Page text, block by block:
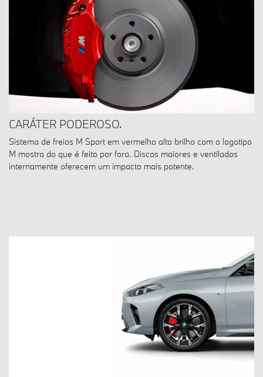
CARÁTER PODEROSO.
Sistema de freios M Sport em vermelho alto brilho com o logotipo
M mostra do que é feito por fora. Discos maiores e ventilados
internamente oferecem um impacto mais potente.